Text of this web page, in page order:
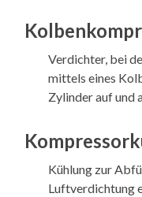
Verdichter, bei
mittels eines
Zylinder auf und
Kühlung zur
Luftverdichtung